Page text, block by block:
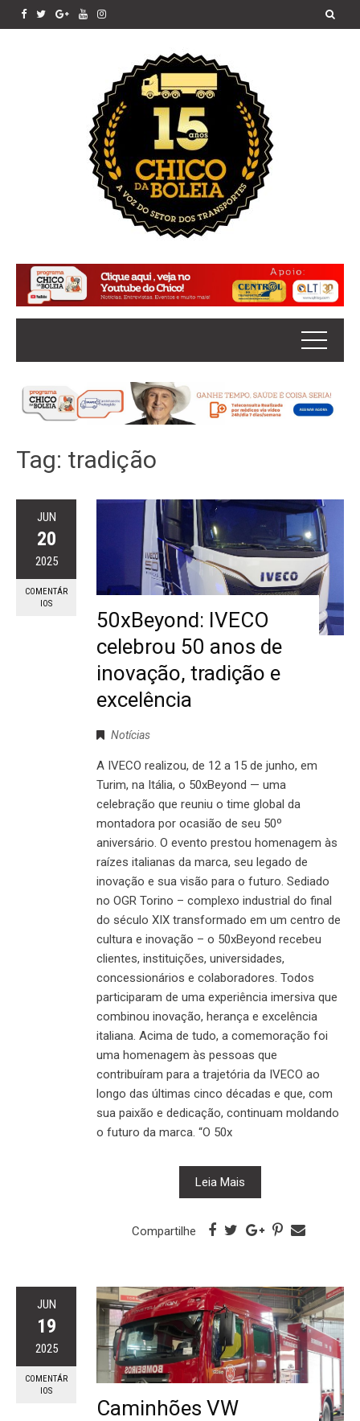
Tag: tradição
JUN
20
2025
COMENTÁR
IOS
50xBeyond: IVECO
celebrou 50 anos de
inovação, tradição e
excelência
Notícias
A IVECO realizou, de 12 a 15 de junho, em
Turim, na Itália, o 50xBeyond — uma
celebração que reuniu o time global da
montadora por ocasião de seu 50º
aniversário. O evento prestou homenagem às
raízes italianas da marca, seu legado de
inovação e sua visão para o futuro. Sediado
no OGR Torino – complexo industrial do final
do século XIX transformado em um centro de
cultura e inovação – o 50xBeyond recebeu
clientes, instituições, universidades,
concessionários e colaboradores. Todos
participaram de uma experiência imersiva que
combinou inovação, herança e excelência
italiana. Acima de tudo, a comemoração foi
uma homenagem às pessoas que
contribuíram para a trajetória da IVECO ao
longo das últimas cinco décadas e que, com
sua paixão e dedicação, continuam moldando
o futuro da marca. “O 50x
Leia Mais
Compartilhe
JUN
19
2025
COMENTÁR
IOS
Caminhões VW